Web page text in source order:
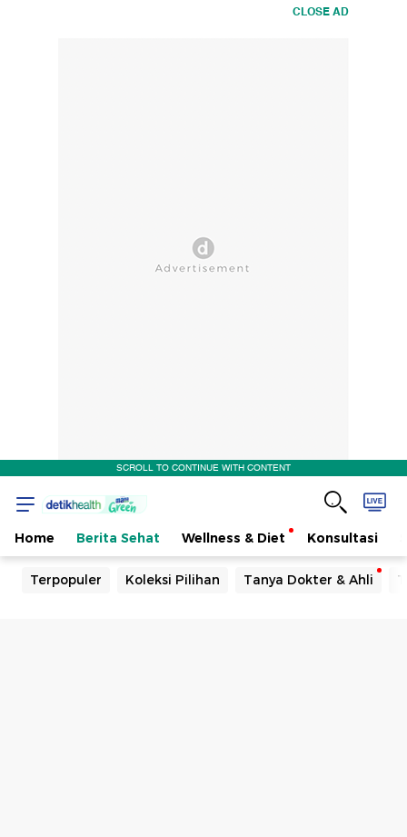
CLOSE AD
SCROLL TO CONTINUE WITH CONTENT
Home Berita Sehat Wellness & Diet Konsultasi
Terpopuler Koleksi Pilihan Tanya Dokter & Ahli